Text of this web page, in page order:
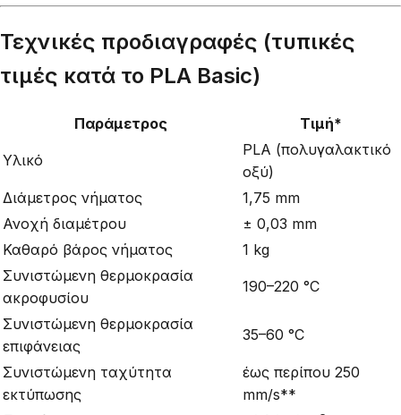
Τεχνικές προδιαγραφές (τυπικές
τιμές κατά το PLA Basic)
Παράμετρος Τιμή*
Υλικό
PLA (πολυγαλακτικό
οξύ)
Διάμετρος νήματος
1,75 mm
Ανοχή διαμέτρου
± 0,03 mm
Καθαρό βάρος νήματος
1 kg
Συνιστώμενη θερμοκρασία
ακροφυσίου
190–220 °C
Συνιστώμενη θερμοκρασία
επιφάνειας
35–60 °C
Συνιστώμενη ταχύτητα
εκτύπωσης
έως περίπου 250
mm/s**